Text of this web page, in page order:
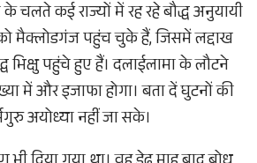
चलते कई राज्यों में रह रहे बौद्ध अनुयायी
मैक्लोडगंज पहुंच चुके हैं, जिसमें लद्दाख
भिक्षु पहुंचे हुए हैं। दलाईलामा के लौटने
में और इजाफा होगा। बता दें घुटनों की
अयोध्या नहीं जा सके।